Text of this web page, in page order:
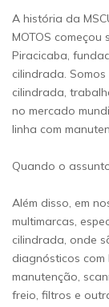
A história da
MOTOS
Piracicaba,
cilindrada.
cilindrada,
no mercado
linha com
Quando o assunto
Além disso, em
multimarcas,
cilindrada, onde
diagnósticos com
manutenção,
freio, filtros e